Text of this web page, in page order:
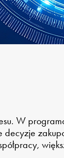
W
decyzje